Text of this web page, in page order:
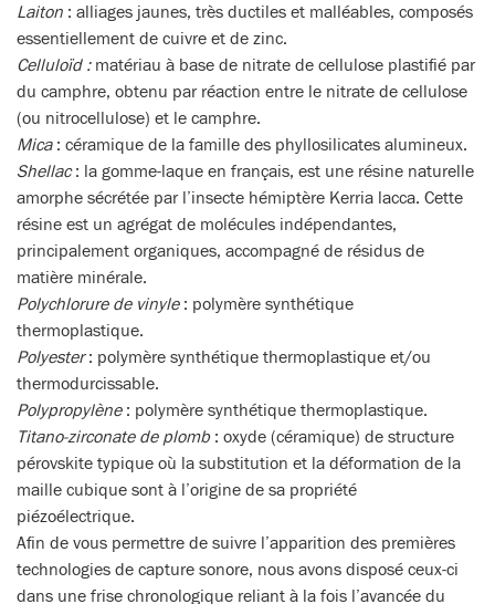
Laiton : alliages jaunes, très ductiles et malléables, composés
essentiellement de cuivre et de zinc.
Celluloïd : matériau à base de nitrate de cellulose plastifié par
du camphre, obtenu par réaction entre le nitrate de cellulose
(ou nitrocellulose) et le camphre.
Mica : céramique de la famille des phyllosilicates alumineux.
Shellac: la gomme-laque en français, est une résine naturelle
amorphe sécrétée par l’insecte hémiptère Kerria lacca. Cette
résine est un agrégat de molécules indépendantes,
principalement organiques, accompagné de résidus de
matière minérale.
Polychlorure de vinyle : polymère synthétique
thermoplastique.
Polyester: polymère synthétique thermoplastique et/ou
thermodurcissable.
Polypropylène : polymère synthétique thermoplastique.
Titano-zirconate de plomb: oxyde (céramique) de structure
pérovskite typique où la substitution et la déformation de la
maille cubique sont à l’origine de sa propriété
piézoélectrique.
Afin de vous permettre de suivre l’apparition des premières
technologies de capture sonore, nous avons disposé ceux-ci
dans une frise chronologique reliant à la fois l’avancée du